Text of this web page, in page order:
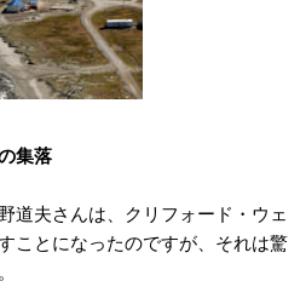
集落
道夫さんは、クリフォード・ウェ
ことになったのですが、それは驚